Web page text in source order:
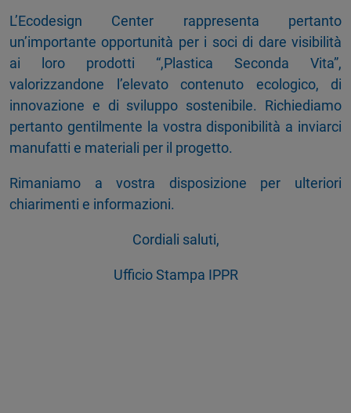
L’Ecodesign Center rappresenta pertanto
un’importante opportunità per i soci di dare visibilità
ai loro prodotti “,Plastica Seconda Vita”,
valorizzandone l’elevato contenuto ecologico, di
innovazione e di sviluppo sostenibile. Richiediamo
pertanto gentilmente la vostra disponibilità a inviarci
manufatti e materiali per il progetto.
Rimaniamo a vostra disposizione per ulteriori
chiarimenti e informazioni.
Cordiali saluti,
Ufficio Stampa IPPR